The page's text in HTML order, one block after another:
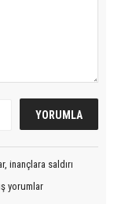
inançlara saldırı
yorumlar